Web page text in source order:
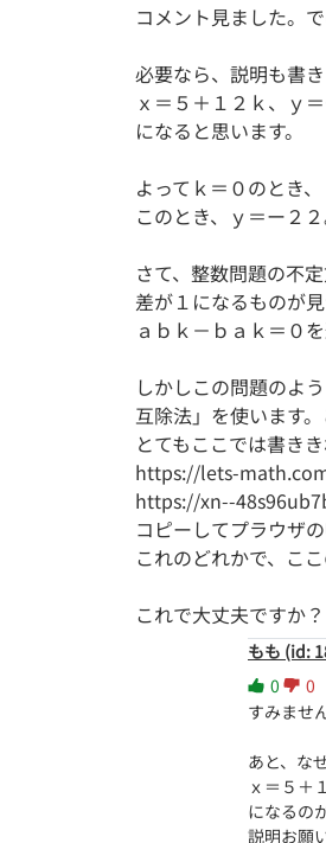
コメント見ました。
必要なら、説明も書
ｘ＝５＋１２ｋ、ｙ
になると思います。
よってｋ＝０のとき
このとき、ｙ＝ー２２
さて、整数問題の不
差が１になるものが
ａｂｋ－ｂａｋ＝０
しかしこの問題のよ
互除法」を使います
とてもここでは書き
https://lets-
https://xn--
コピーしてプラウザ
これのどれかで、こ
これで大丈夫ですか
もも (id:
0
0
すみませ
あと、な
ｘ＝５＋
になるの
説明お願